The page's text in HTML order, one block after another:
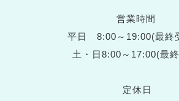
営業時間
平日 8:00～19:00(最
土・日8:00～17:00(最
定休日